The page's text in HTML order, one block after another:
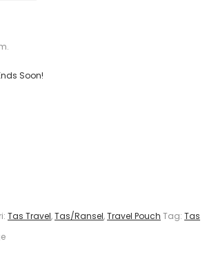
Soon!
Tas Travel,Tas/Ransel,Travel Pouch Tag: Tas